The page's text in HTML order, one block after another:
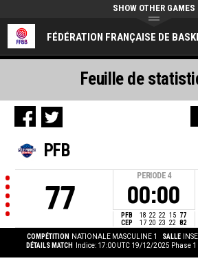
FÉDÉRATION FRANÇAISE DE
SHOW OTHER GAMES
PFB
77
PERIODE 4
00:00
PFB 18 22 22 15 77
CEP
17 20 23 22 82
COMPÉTITION NATIONALE MASCULINE 1 SALLE
DÉTAILS MATCH
Indice: 17:00 UTC 19/12/2025 Phase 1
Feuille de